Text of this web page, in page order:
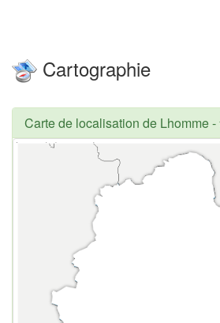
Cartographie
Carte de localisation de Lhomme-